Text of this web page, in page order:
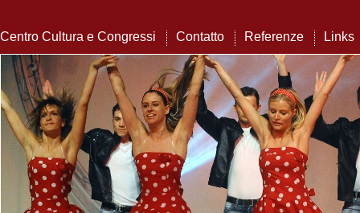
Centro Cultura e Congressi Contatto Referenze Links